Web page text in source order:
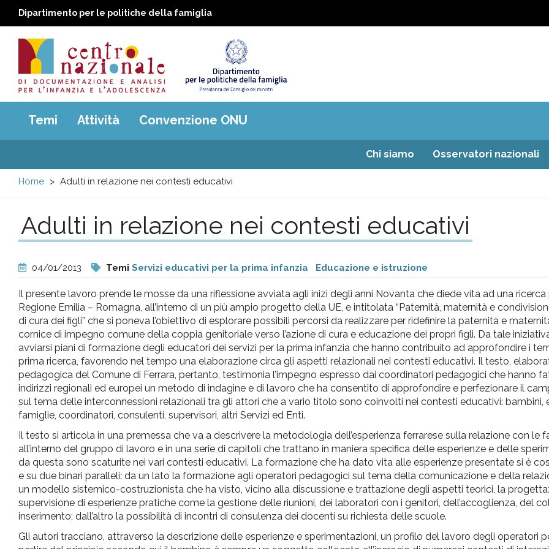
Dipartimento per le politiche della famiglia
Centro
nazionale
di
e
analisi
pr
l'infanzia
e
l'adolescenza
Main
menu
Temi Attività Convenzione ONU
Chi siamo Osservatori nazionali
Home Adulti in relazione nei contesti educativi
Adulti in relazione nei contesti educativi
04/01/2013 Temi Servizi educativi per la prima infanzia Educazione e istruzione
Il presente lavoro prende le mosse da una riflessione avviata agli inizi degli anni Novanta che diede vita ad una
Regione Emilia – Romagna, all’interno di un più ampio progetto della UE, e intitolata “Paternità, maternità e
di cura dei figli” che si poneva l’obiettivo di esplorare possibili percorsi da realizzare per ridefinire la paternità e
cornice di impegno comune della coppia genitoriale verso l’azione di cura e educazione dei propri figli. Da tale
avviarsi piani di formazione degli educatori dei servizi per la prima infanzia che hanno contribuito ad approfondire i
prima ricerca, favorendo nel tempo una elaborazione circa gli aspetti relazionali nei contesti educativi. Il testo,
pedagogica del Comune di Ferrara, pertanto, testimonia l’impegno espresso dai coordinatori pedagogici che hanno
indirizzi regionali ed europei un metodo di indagine e di lavoro che ha consentito di approfondire e perfezionare il
sul tema delle interconnessioni relazionali tra gli attori che a vario titolo sono coinvolti nei contesti educativi: bambini,
famiglie, coordinatori, consulenti, supervisori, altri Servizi ed Enti.
Il testo si articola in una premessa che va a descrivere la metodologia dell’esperienza ferrarese sulla relazione con le
all’interno del gruppo di lavoro e in una serie di capitoli che trattano in maniera specifica delle esperienze e delle
da questa sono scaturite nei vari contesti educativi. La formazione che ha dato vita alle esperienze presentate si è
e su due binari paralleli: da un lato la formazione agli operatori pedagogici sul tema della comunicazione e della
un modello sistemico-costruzionista che ha visto, vicino alla discussione e trattazione degli aspetti teorici, la
supervisione di esperienze pratiche come la gestione delle riunioni, dei laboratori con i genitori, dell’accoglienza, del
inserimento; dall’altro la possibilità di incontri di consulenza dei docenti su richiesta delle scuole.
Gli autori tracciano, attraverso la descrizione delle esperienze e sperimentazioni, un profilo del lavoro degli operatori